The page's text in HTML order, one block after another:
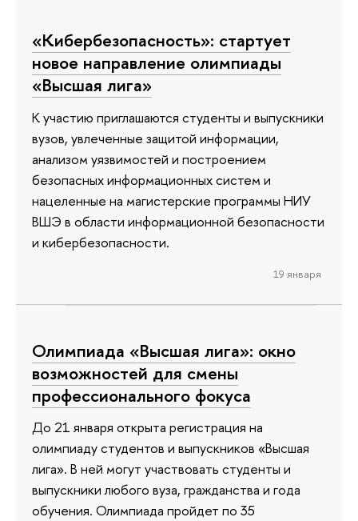
«Кибербезопасность»: стартует
новое направление олимпиады
«Высшая лига»
К участию приглашаются студенты и выпускники
вузов, увлеченные защитой информации,
анализом уязвимостей и построением
безопасных информационных систем и
нацеленные на магистерские программы НИУ
ВШЭ в области информационной безопасности
и кибербезопасности.
19 января
Олимпиада «Высшая лига»: окно
возможностей для смены
профессионального фокуса
До 21 января открыта регистрация на
олимпиаду студентов и выпускников «Высшая
лига». В ней могут участвовать студенты и
выпускники любого вуза, гражданства и года
обучения. Олимпиада пройдет по 35